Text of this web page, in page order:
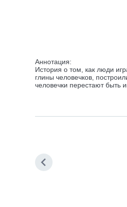
Аннотация:
История о том, как люди
глины человечков,
человечки перестают